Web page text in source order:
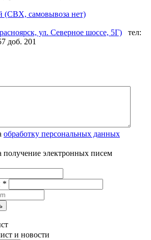
(СВХ, самовывоза нет)
ул. Северное шоссе, 5Г)
тел:
доб. 201
обработку персональных данных
получение электронных писем
*
и новости